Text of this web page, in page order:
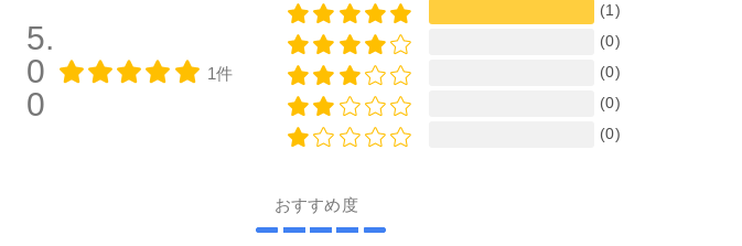
5.
0
0
1件
(1)
(0)
(0)
(0)
(0)
おすすめ度